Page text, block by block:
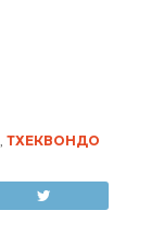
ТХЕКВОНДО